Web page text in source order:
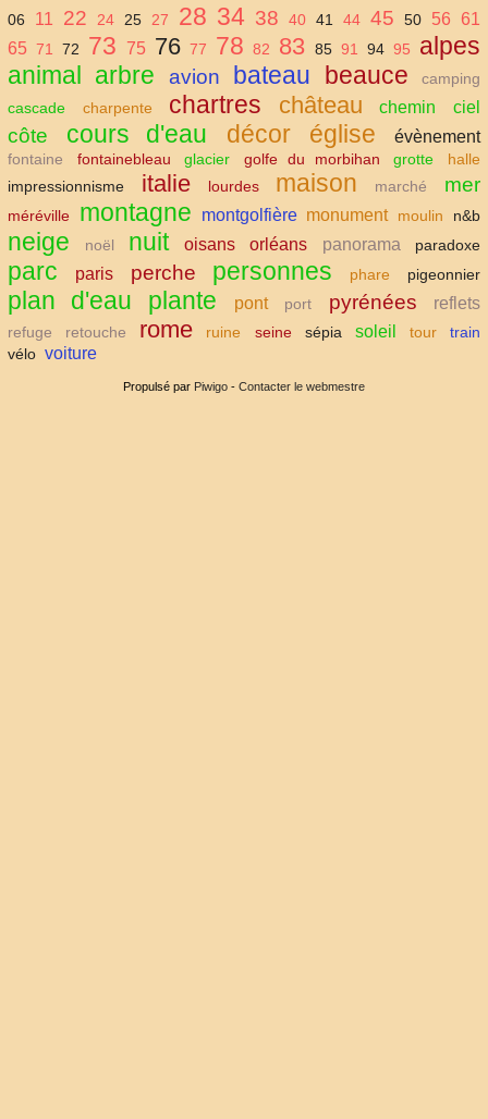
06 11 22 24 25 27 28 34 38 40 41 44 45 50 56 61
65 71 72 73 75 76 77 78 82 83 85 91 94 95
alpes
animal arbre avion bateau beauce
camping
cascade
charpente chartres château chemin ciel
côte cours d'eau décor église évènement
fontaine fontainebleau glacier golfe du morbihan grotte
halle
impressionnisme
italie lourdes maison marché mer
méréville montagne montgolfière monument moulin n&b
neige noël nuit oisans orléans panorama paradoxe
parc paris perche personnes phare pigeonnier
plan d'eau plante pont port pyrénées reflets
refuge retouche rome ruine seine sépia soleil tour
train
vélo voiture
Propulsé par Piwigo - Contacter le webmestre